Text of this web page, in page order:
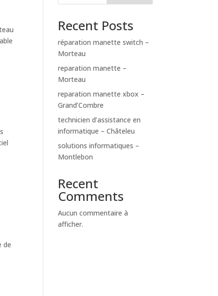
de
Recent Posts
réparation manette switch –
Morteau
reparation manette –
Morteau
reparation manette xbox –
Grand’Combre
technicien d’assistance en
informatique – Châteleu
solutions informatiques –
Montlebon
Recent
Comments
Aucun commentaire à
afficher.